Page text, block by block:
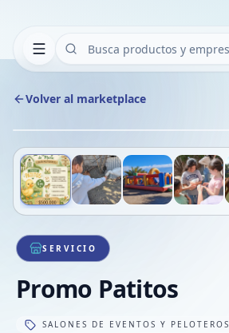
Volver al marketplace
1/13
SERVICIO
Promo Patitos
SALONES DE EVENTOS Y PELOTEROS